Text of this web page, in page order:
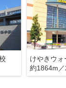
けやきウォ
約1864m